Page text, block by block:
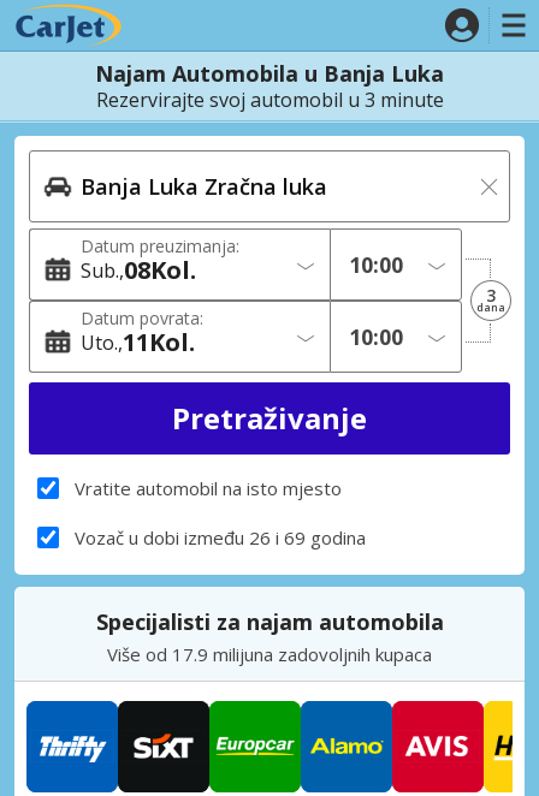
Najam Automobila u Banja Luka
Rezervirajte svoj automobil u 3 minute
Datum preuzimanja:
Sub. 08Kol.
Datum povrata:
Uto. 11Kol.
3
dana
Vratite automobil na isto mjesto
Vozač u dobi između 26 i 69 godina
Specijalisti za najam automobila
Više od 17.9 milijuna zadovoljnih kupaca